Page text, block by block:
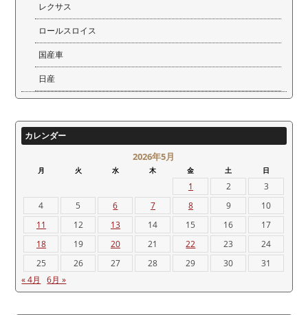
レクサス
ロールスロイス
国産車
日産
カレンダー
2026年5月
月 火 水 木 金 土 日
1 2
3
4
5 6 7 8 9
10
11
12 13 14 15 16
17
18
19 20 21 22 23
24
25
26 27 28 29 30
31
« 4月
6月 »